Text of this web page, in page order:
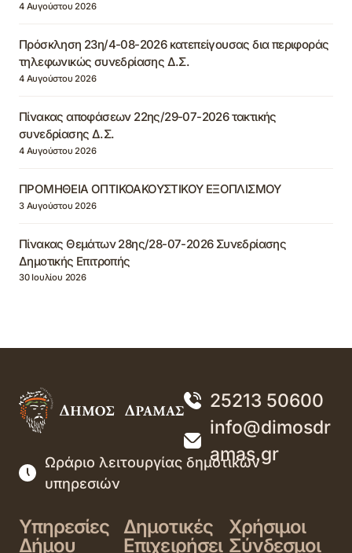
4 Αυγούστου 2026
Πρόσκληση 23η/4-08-2026 κατεπείγουσας δια περιφοράς
τηλεφωνικώς συνεδρίασης Δ.Σ.
4 Αυγούστου 2026
Πίνακας αποφάσεων 22ης/29-07-2026 τακτικής
συνεδρίασης Δ.Σ.
4 Αυγούστου 2026
ΠΡΟΜΗΘΕΙΑ ΟΠΤΙΚΟΑΚΟΥΣΤΙΚΟΥ ΕΞΟΠΛΙΣΜΟΥ
3 Αυγούστου 2026
Πίνακας Θεμάτων 28ης/28-07-2026 Συνεδρίασης
Δημοτικής Επιτροπής
30 Ιουλίου 2026
25213 50600
info@dimosdr
amas.gr
Ωράριο λειτουργίας δημοτικών
υπηρεσιών
Υπηρεσίες
Δήμου
Δημοτικές
Επιχειρήσει
Χρήσιμοι
Σύνδεσμοι